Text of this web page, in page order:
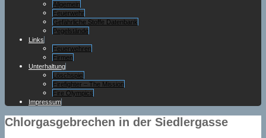
Allgemein
Feuerwehr
Gefährliche Stoffe Datenbank
Pegelstände
Links
Feuerwehren
Firmen
Unterhaltung
Löschspiel
Firefighter – The Mission
Fire Olympics
Impressum
Chlorgasgebrechen in der Siedlergasse